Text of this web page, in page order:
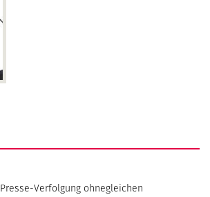
Presse-Verfolgung ohnegleichen